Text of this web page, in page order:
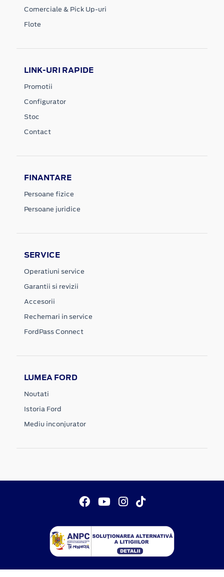
Comerciale & Pick Up-uri
Flote
LINK-URI RAPIDE
Promotii
Configurator
Stoc
Contact
FINANTARE
Persoane fizice
Persoane juridice
SERVICE
Operatiuni service
Garantii si revizii
Accesorii
Rechemari in service
FordPass Connect
LUMEA FORD
Noutati
Istoria Ford
Mediu inconjurator